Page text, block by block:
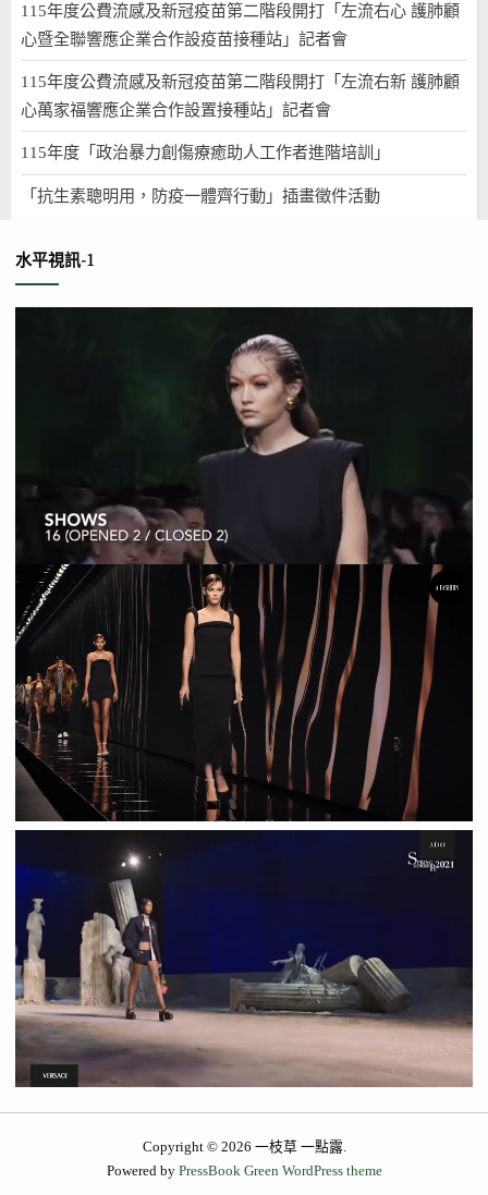
115年度公費流感及新冠疫苗第二階段開打「左流右心 護肺顧
心暨全聯響應企業合作設疫苗接種站」記者會
115年度公費流感及新冠疫苗第二階段開打「左流右新 護肺顧
心萬家福響應企業合作設置接種站」記者會
115年度「政治暴力創傷療癒助人工作者進階培訓」
「抗生素聰明用，防疫一體齊行動」插畫徵件活動
水平視訊-1
Copyright © 2026 一枝草 一點露.
Powered by PressBook Green WordPress theme